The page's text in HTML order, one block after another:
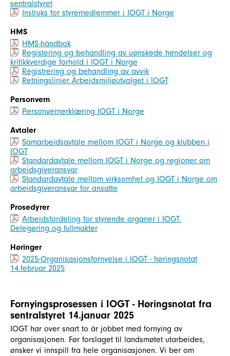
sentralstyret
Instruks for styremedlemmer i IOGT i Norge
HMS
HMS-håndbok
Registering og behandling av uønskede hendelser og
kritikkverdige forhold i IOGT i Norge
Registrering og behandling av avvik
Retningslinjer Arbeidsmiljøutvalget i IOGT
Personvern
Personvernerklæring IOGT i Norge
Avtaler
Samarbeidsavtale mellom IOGT i Norge og klubben i
IOGT
Standardavtale mellom IOGT i Norge og regioner om
arbeidsgiveransvar
Standardavtale mellom virksomhet og IOGT i Norge om
arbeidsgiveransvar for ansatte
Prosedyrer
Arbeidsfordeling for styrende organer i IOGT.
Delegering og fullmakter
Høringer
2025-Organisasjonsfornyelse i IOGT - høringsnotat
14.februar 2025
Fornyingsprosessen i IOGT - Høringsnotat fra
sentralstyret 14.januar 2025
IOGT har over snart to år jobbet med fornying av
organisasjonen. Før forslaget til landsmøtet utarbeides,
ønsker vi innspill fra hele organisasjonen. Vi ber om